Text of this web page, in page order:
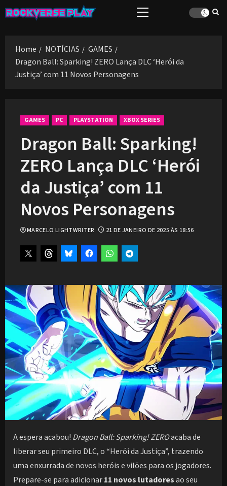
Skip
to
Primary
Home
NOTÍCIAS
GAMES
Dragon Ball: Sparking! ZERO Lança DLC ‘Herói da
Justiça’ com 11 Novos Personagens
GAMES PC PLAYSTATION XBOX SERIES
Dragon Ball: Sparking!
ZERO Lança DLC ‘Herói
da Justiça’ com 11
Novos Personagens
MARCELO LIGHTWRITER 21 DE JANEIRO DE 2025 ÀS 18:56
A espera acabou! Dragon Ball: Sparking! ZEROacaba de
liberar seu primeiro DLC, o “Herói da Justiça”, trazendo
uma enxurrada de novos heróis e vilões para os jogadores.
Prepare-se para adicionar11 novos lutadoresao seu